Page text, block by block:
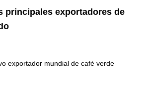
principales exportadores de
exportador mundial de café verde